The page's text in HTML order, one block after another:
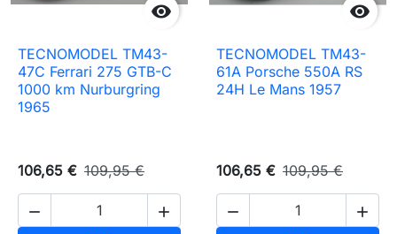

TECNOMODEL TM43-
47C Ferrari 275 GTB-C
1000 km Nurburgring
1965
106,65 € 109,95 €
 

TECNOMODEL TM43-
61A Porsche 550A RS
24H Le Mans 1957
106,65 € 109,95 €
 